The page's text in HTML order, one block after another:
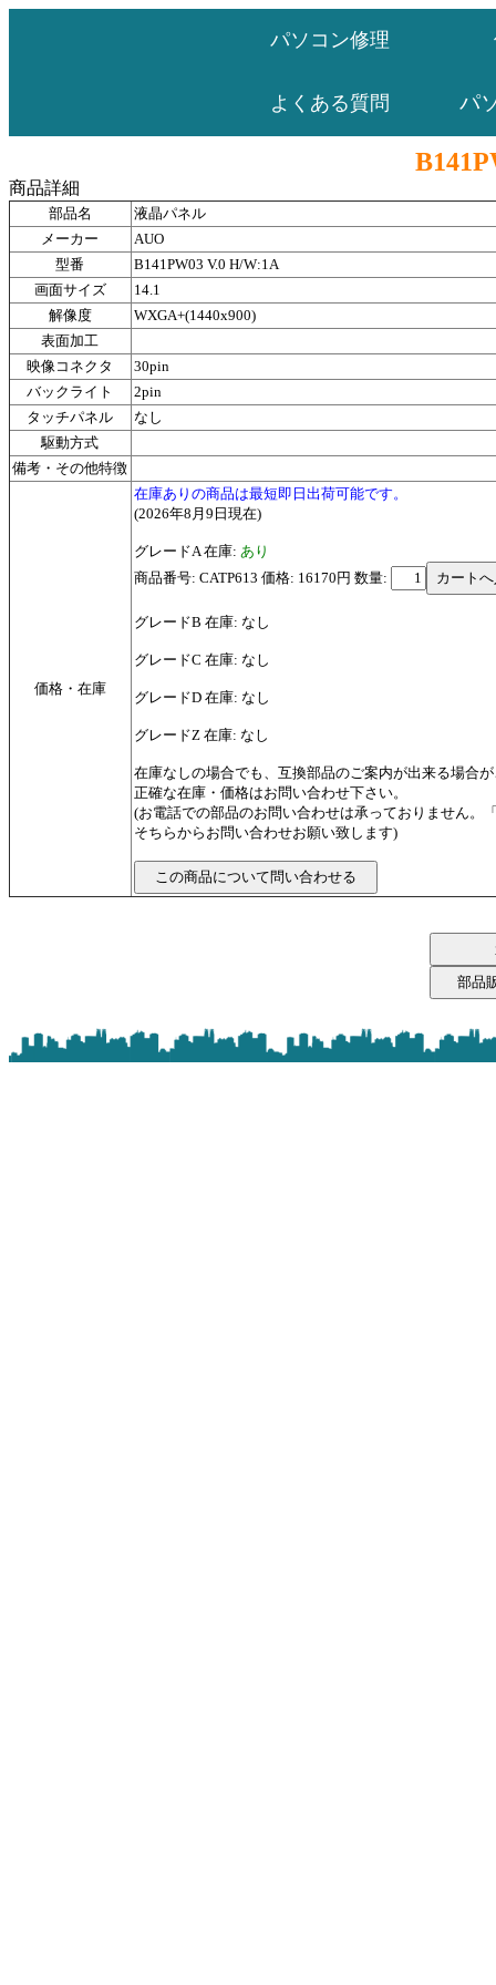
パソコン修理
よくある質問 パ
商品詳細
部品名
液晶パネル
メーカー
AUO
型番
B141PW03 V.0 H/W:1A
画面サイズ
14.1
解像度
WXGA+(1440x900)
表面加工
映像コネクタ
30pin
バックライト
2pin
タッチパネル
なし
駆動方式
備考・その他特徴
価格・在庫
在庫ありの商品は最短即日出荷可能です。
(2026年8月9日現在)
グレードA 在庫: あり
商品番号: CATP613 価格: 16170円 数量:
グレードB 在庫: なし
グレードC 在庫: なし
グレードD 在庫: なし
グレードZ 在庫: なし
在庫なしの場合でも、互換部品のご案内が出来る場合
正確な在庫・価格はお問い合わせ下さい。
(お電話での部品のお問い合わせは承っておりません。
そちらからお問い合わせお願い致します)